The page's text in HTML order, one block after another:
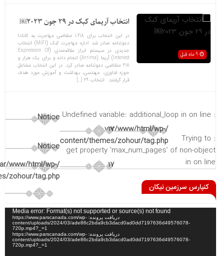
انتخاب آریمای کبک در 29 جون 2023￼
در این انتخاب برای 1.218 متقاضی مهاجرت به کانادا
دعوتنامه صادر شد اداره مهاجرت کبک (MIFI) انتخاب
جدیدی در سیستم ابراز علاقه‌مندی (Expression Of
Interest) آریما (Arrima) انجام داده و برای یک هزار و
218 متقاضی دعوتنامه صادر کرد. در این انتخاب مشاغل
حوزه فناوری، مهندسی، بهداشت و آموزش مورد هدف
قرار گرفتند. انتخاب 29 […]
Notice
: Undefined variable: additional_loop in
/var/www/html/wp-
content/themes/zohour/tag.php
on line
17
Notice
: Trying to
get property 'max_num_pages' of non-object
in
www/html/wp-
zohour/tag.php
on line
17
کنپارس سرزمین نیکان
Media error: Format(s) not supported or source(s) not found
دریافت پرونده: https://www.parscanada.com/wp-
content/uploads/2024/03/ade86c2bda9cb3dacd0ad0dd7197636d49576078-
720p.mp4?_=1
دریافت پرونده: https://www.parscanada.com/wp-
content/uploads/2024/03/ade86c2bda9cb3dacd0ad0dd7197636d49576078-
720p.mp4?_=1